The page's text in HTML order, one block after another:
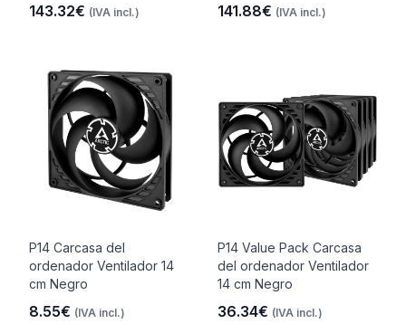
143.32€ (IVA incl.) 141.88€ (IVA incl.)
P14 Carcasa del
ordenador Ventilador 14
cm Negro
8.55€ (IVA incl.)
P14 Value Pack Carcasa
del ordenador Ventilador
14 cm Negro
36.34€ (IVA incl.)